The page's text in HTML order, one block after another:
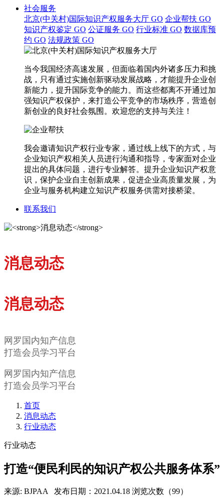
社会服务
北京(中关村)国际知识产权服务大厅 GO 企业帮扶 GO
知识产权鉴定 GO 公证服务 GO 行业标准 GO 数据库预
约 GO 法规政策 GO
当今我国经济高速发展，但面临着国内外诸多压力和挑
战，只有通过实施创新驱动发展战略，才能提升企业创
新能力，提升国际竞争的能力。而这些都离不开通过加
强知识产权保护，来打造公平竞争的市场秩序，营造创
新创业的良好社会氛围。欢迎您的支持与关注！
我会邀请知识产权行业专家，通过线上线下的方式，与
企业知识产权相关人员进行沟通和指导，专家面对企业
提出的具体问题，进行专业解答。提升企业知识产权意
识，保护企业自主创新成果，促进企业高质量发展，为
企业与服务机构建立知识产权服务供需对接桥梁。
联系我们
消息动态
消息动态
网罗国内知产信息
打造会员学习平台
网罗国内知产信息
打造会员学习平台
首页
消息动态
行业动态
行业动态
打造“便民利民的知识产权公共服务体系”
来源: BJPAA 发布日期：2021.04.18 浏览次数（99）